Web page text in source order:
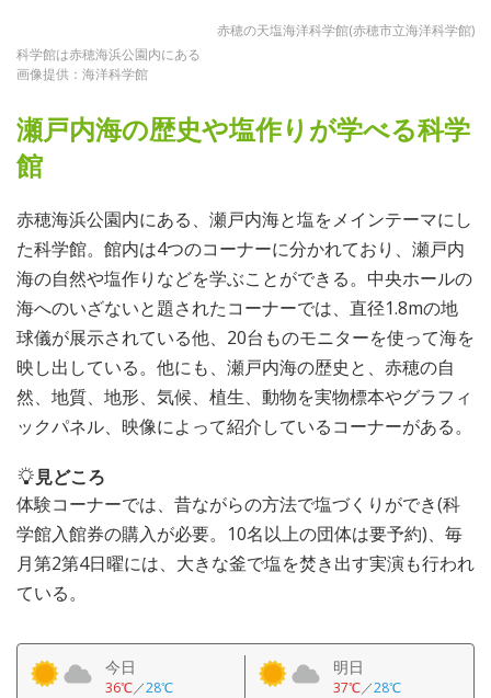
赤穂の天塩海洋科学館(赤穂市立海洋科学館)
科学館は赤穂海浜公園内にある
画像提供：海洋科学館
瀬戸内海の歴史や塩作りが学べる科学
館
赤穂海浜公園内にある、瀬戸内海と塩をメインテーマにし
た科学館。館内は4つのコーナーに分かれており、瀬戸内
海の自然や塩作りなどを学ぶことができる。中央ホールの
海へのいざないと題されたコーナーでは、直径1.8mの地
球儀が展示されている他、20台ものモニターを使って海を
映し出している。他にも、瀬戸内海の歴史と、赤穂の自
然、地質、地形、気候、植生、動物を実物標本やグラフィ
ックパネル、映像によって紹介しているコーナーがある。
見どころ
体験コーナーでは、昔ながらの方法で塩づくりができ(科
学館入館券の購入が必要。10名以上の団体は要予約)、毎
月第2第4日曜には、大きな釜で塩を焚き出す実演も行われ
ている。
今日
36℃／28℃
明日
37℃／28℃